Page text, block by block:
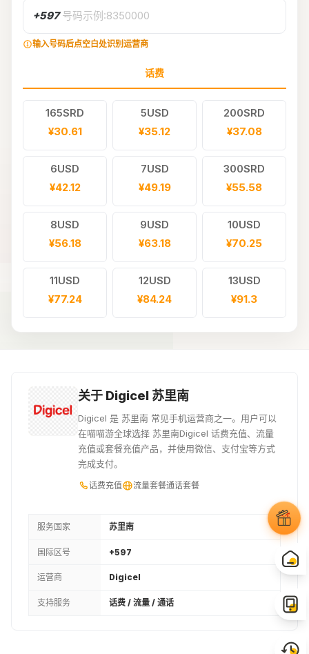
+597 号码示例:8350000
输入号码后点空白处识别运营商
话费
165SRD
¥30.61
5USD
¥35.12
200SRD
¥37.08
6USD
¥42.12
7USD
¥49.19
300SRD
¥55.58
8USD
¥56.18
9USD
¥63.18
10USD
¥70.25
11USD
¥77.24
12USD
¥84.24
13USD
¥91.3
16USD
¥112.36
17USD
¥119.36
¥126.35
19USD
¥133.42
20USD
21USD
¥148.09
24USD
¥168.47
¥175.54
关于 Digicel 苏里南
Digicel 是 苏里南 常见手机运营商之一。用户可以
在喵喵游全球选择 苏里南Digicel 话费充值、流量
充值或套餐充值产品，并使用微信、支付宝等方式
完成支付。
话费充值 流量套餐通话套餐
服务国家 苏里南
国际区号 +597
运营商 Digicel
支持服务 话费 / 流量 / 通话